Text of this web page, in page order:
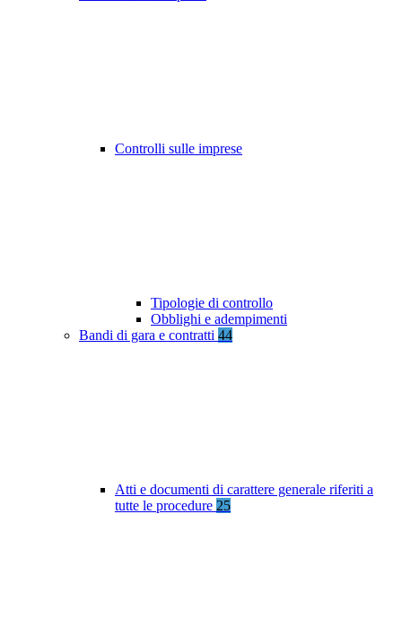
Controlli sulle imprese
Tipologie di controllo
Obblighi e adempimenti
Bandi di gara e contratti 44
Atti e documenti di carattere generale riferiti a
tutte le procedure 25